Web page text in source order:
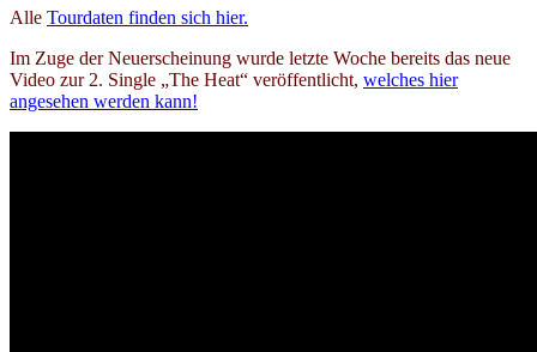
Alle Tourdaten finden sich hier.
Im Zuge der Neuerscheinung wurde letzte Woche bereits das neue
Video zur 2. Single „The Heat“ veröffentlicht, welches hier
angesehen werden kann!